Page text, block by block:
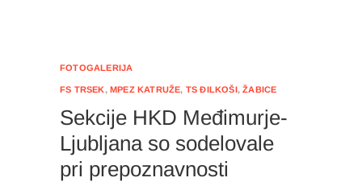
FOTOGALERIJA
FS TRSEK,MPEZ KATRUŽE, TS ĐILKOŠI,ŽABICE
Sekcije HKD Međimurje-
Ljubljana so sodelovale
pri prepoznavnosti